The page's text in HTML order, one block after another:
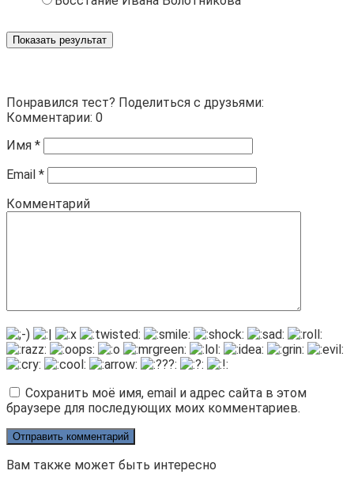
Показать результат
Понравился тест? Поделиться с друзьями:
Комментарии: 0
Имя *
Email *
Комментарий
Сохранить моё имя, email и адрес сайта в этом
браузере для последующих моих комментариев.
Вам также может быть интересно